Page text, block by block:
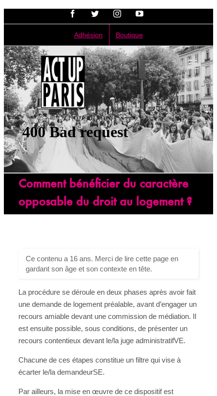
Passer
FacebookTwitterInstagramYouTube
Adhésion Boutique
Comment bénéficier du caractère
opposable du droit au logement ?
Ce contenu a 16 ans. Merci de lire cette page en
gardant son âge et son contexte en tête.
La procédure se déroule en deux phases après avoir fait
une demande de logement préalable, avant d’engager un
recours amiable devant une commission de médiation. Il
est ensuite possible, sous conditions, de présenter un
recours contentieux devant le/la juge administratifVE.
Chacune de ces étapes constitue un filtre qui vise à
écarter le/la demandeurSE.
Par ailleurs, la mise en œuvre de ce dispositif est